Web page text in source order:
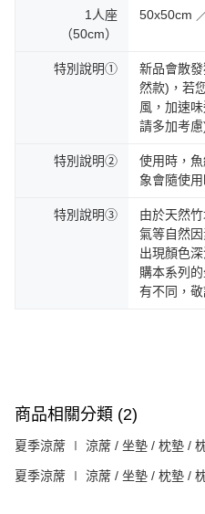
1人座
（50cm）
50x50cm
特別說明①
新品會散
然款)，若
風，加速
請多加考慮
特別說明②
使用時，
象會隨使
特別說明③
由於天然
氣等自然
出現顏色
購本系列
有不同，
商品相關分類 (2)
夏季涼蓆 ∣ 涼蓆 / 坐墊 / 枕墊 /
夏季涼蓆 ∣ 涼蓆 / 坐墊 / 枕墊 /